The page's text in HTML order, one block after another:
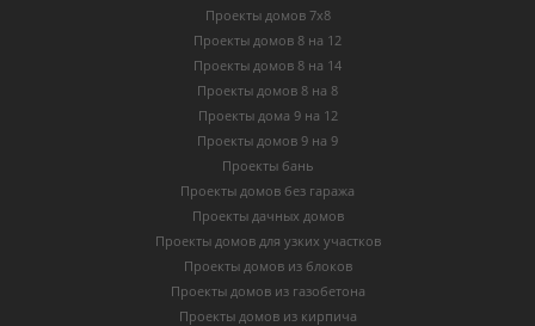
Проекты домов 7х8
Проекты домов 8 на 12
Проекты домов 8 на 14
Проекты домов 8 на 8
Проекты дома 9 на 12
Проекты домов 9 на 9
Проекты бань
Проекты домов без гаража
Проекты дачных домов
Проекты домов для узких участков
Проекты домов из блоков
Проекты домов из газобетона
Проекты домов из кирпича